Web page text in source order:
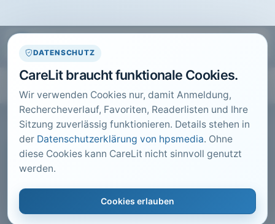
DATENSCHUTZ
CareLit braucht funktionale Cookies.
Wir verwenden Cookies nur, damit Anmeldung,
Rechercheverlauf, Favoriten, Readerlisten und Ihre
Sitzung zuverlässig funktionieren. Details stehen in
der Datenschutzerklärung von hpsmedia. Ohne
diese Cookies kann CareLit nicht sinnvoll genutzt
werden.
Cookies erlauben
CARELIT FACHARTIKEL
Krankenhauscontrolling 2.